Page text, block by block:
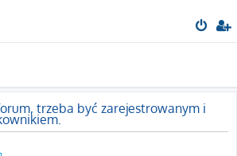
trzeba być zarejestrowanym i